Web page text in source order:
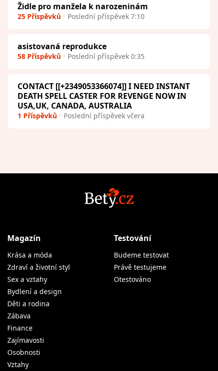
Židle pro manžela k narozeninám
25 Příspěvků Poslední příspěvek 7:10
asistovaná reprodukce
58 Příspěvků Poslední příspěvek 0:35
CONTACT [[+2349053366074]] I NEED INSTANT
DEATH SPELL CASTER FOR REVENGE NOW IN
USA,UK, CANADA, AUSTRALIA
1 Příspěvků Poslední příspěvek včera
Magazín
Krása a móda
Zdraví a životní styl
Sex a vztahy
Bydlení a design
Děti a rodina
Zábava
Finance
Zajímavosti
Osobnosti
Vztahy
Testování
Budeme testovat
Právě testujeme
Otestováno